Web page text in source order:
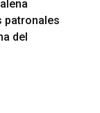
patronales
del